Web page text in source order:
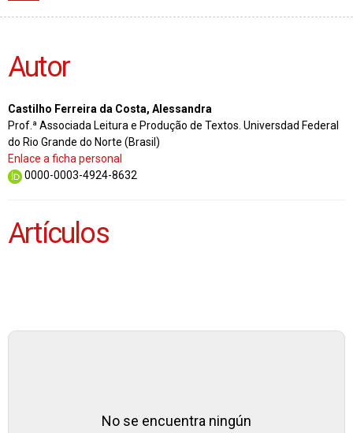
Autor
Castilho Ferreira da Costa, Alessandra
Prof.ª Associada Leitura e Produção de Textos. Universdad Federal
do Rio Grande do Norte (Brasil)
Enlace a ficha personal
0000-0003-4924-8632
Artículos
No se encuentra ningún